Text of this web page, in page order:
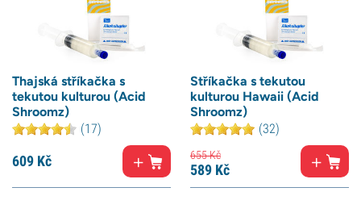
Thajská stříkačka s
tekutou kulturou (Acid
Shroomz)
(17)
609 Kč
Stříkačka s tekutou
kulturou Hawaii (Acid
Shroomz)
(32)
655Kč
589 Kč